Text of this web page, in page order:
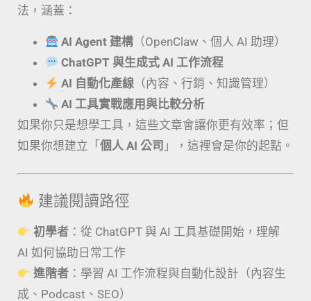
法，涵蓋：
AI Agent 建構 （OpenClaw、個人 AI 助理）
ChatGPT 與生成式 AI 工作流程
AI 自動化產線 （內容、行銷、知識管理）
AI 工具實戰應用與比較分析
如果你只是想學工具，這些文章會讓你更有效率；但
如果你想建立「 個人 AI 公司 」，這裡會是你的起點。
建議閱讀路徑
初學者 ：從 ChatGPT 與 AI 工具基礎開始，理解
AI 如何協助日常工作
進階者 ：學習 AI 工作流程與自動化設計（內容生
成、Podcast、SEO）